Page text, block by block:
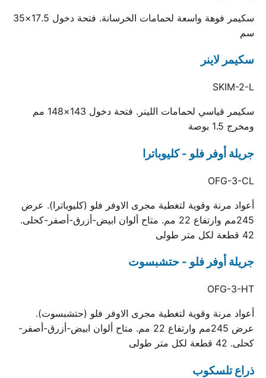
سكيمر فوهة واسعة لحمامات الخرسانة. فتحة دخول 17.5×35
سم
سكيمر لاينر
SKIM-2-L
سكيمر قياسي لحمامات اللينر. فتحة دخول 143×148 مم
ومخرج 1.5 بوصة
جريلة أوفر فلو - كليوباترا
OFG-3-CL
أعواد مرنة وقوية لتغطية مجرى الاوفر فلو (كليوباترا). عرض
245مم وارتفاع 22 مم. متاح ألوان ابيض-أزرق-أصفر-كحلى.
42 قطعة لكل متر طولى
جريلة أوفر فلو - حتشبسوت
OFG-3-HT
أعواد مرنة وقوية لتغطية مجرى الاوفر فلو (حتشبسوت).
عرض 245مم وارتفاع 22 مم. متاح ألوان ابيض-أزرق-أصفر-
كحلى. 42 قطعة لكل متر طولى
ذراع تلسكوب